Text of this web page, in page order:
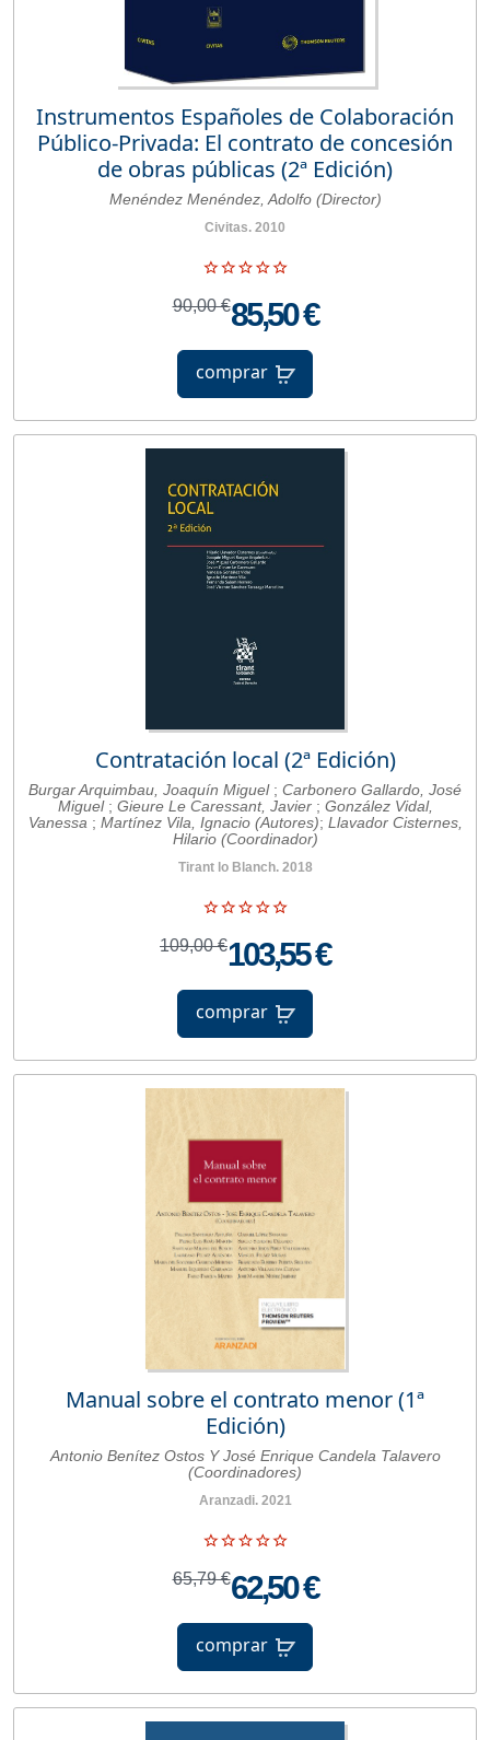
Instrumentos Españoles de Colaboración
Público-Privada: El contrato de concesión
de obras públicas (2ª Edición)
Menéndez Menéndez, Adolfo (Director)
Civitas. 2010
90,00 €85,50 €
comprar
Contratación local (2ª Edición)
Burgar Arquimbau, Joaquín Miguel ; Carbonero Gallardo, José
Miguel ; Gieure Le Caressant, Javier ; González Vidal,
Vanessa ; Martínez Vila, Ignacio (Autores); Llavador Cisternes,
Hilario (Coordinador)
Tirant lo Blanch. 2018
109,00 €103,55 €
comprar
Manual sobre el contrato menor (1ª
Edición)
Antonio Benítez Ostos Y José Enrique Candela Talavero
(Coordinadores)
Aranzadi. 2021
65,79 €62,50 €
comprar